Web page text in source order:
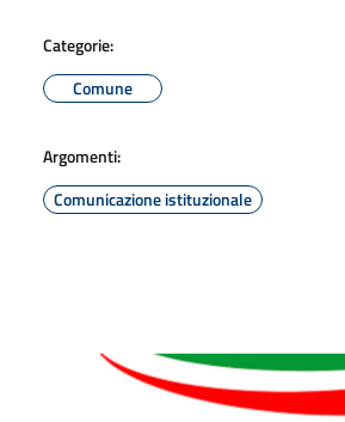
Categorie:
Comune
Argomenti:
Comunicazione istituzionale